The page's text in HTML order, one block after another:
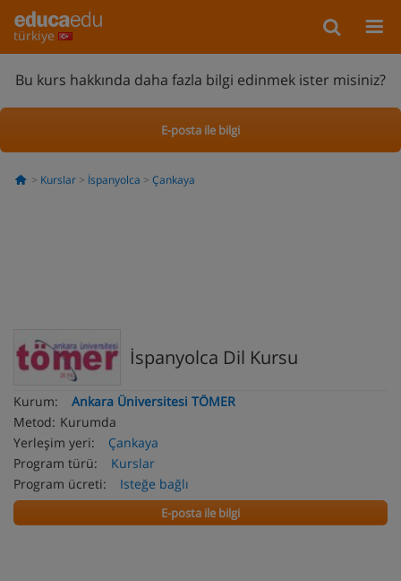
türkiye
Bu kurs hakkında daha fazla bilgi edinmek ister misiniz?
E-posta ile bilgi
Kurslar İspanyolca Çankaya
İspanyolca Dil Kursu
Kurum:
Ankara Üniversitesi TÖMER
Metod: Kurumda
Yerleşim yeri:
Çankaya
Program türü:
Kurslar
Program ücreti:
Isteğe bağlı
E-posta ile bilgi